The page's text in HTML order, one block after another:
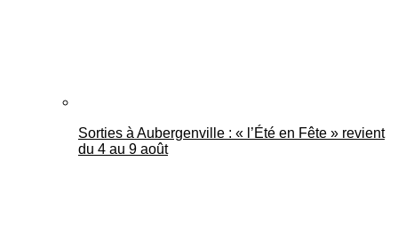
Sorties à Aubergenville : « l’Été en Fête » revient
du 4 au 9 août